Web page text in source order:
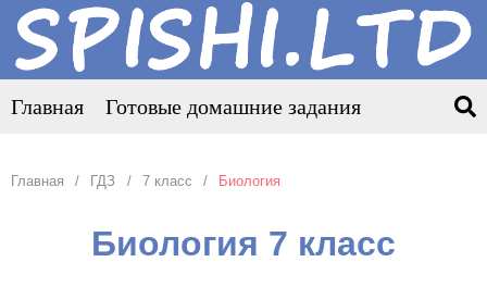
Главная Готовые домашние задания
Главная ГДЗ 7 класс Биология
Биология 7 класс